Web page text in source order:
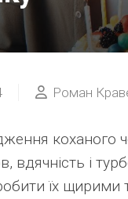
Роман
коханого
вдячність і
їх щирими